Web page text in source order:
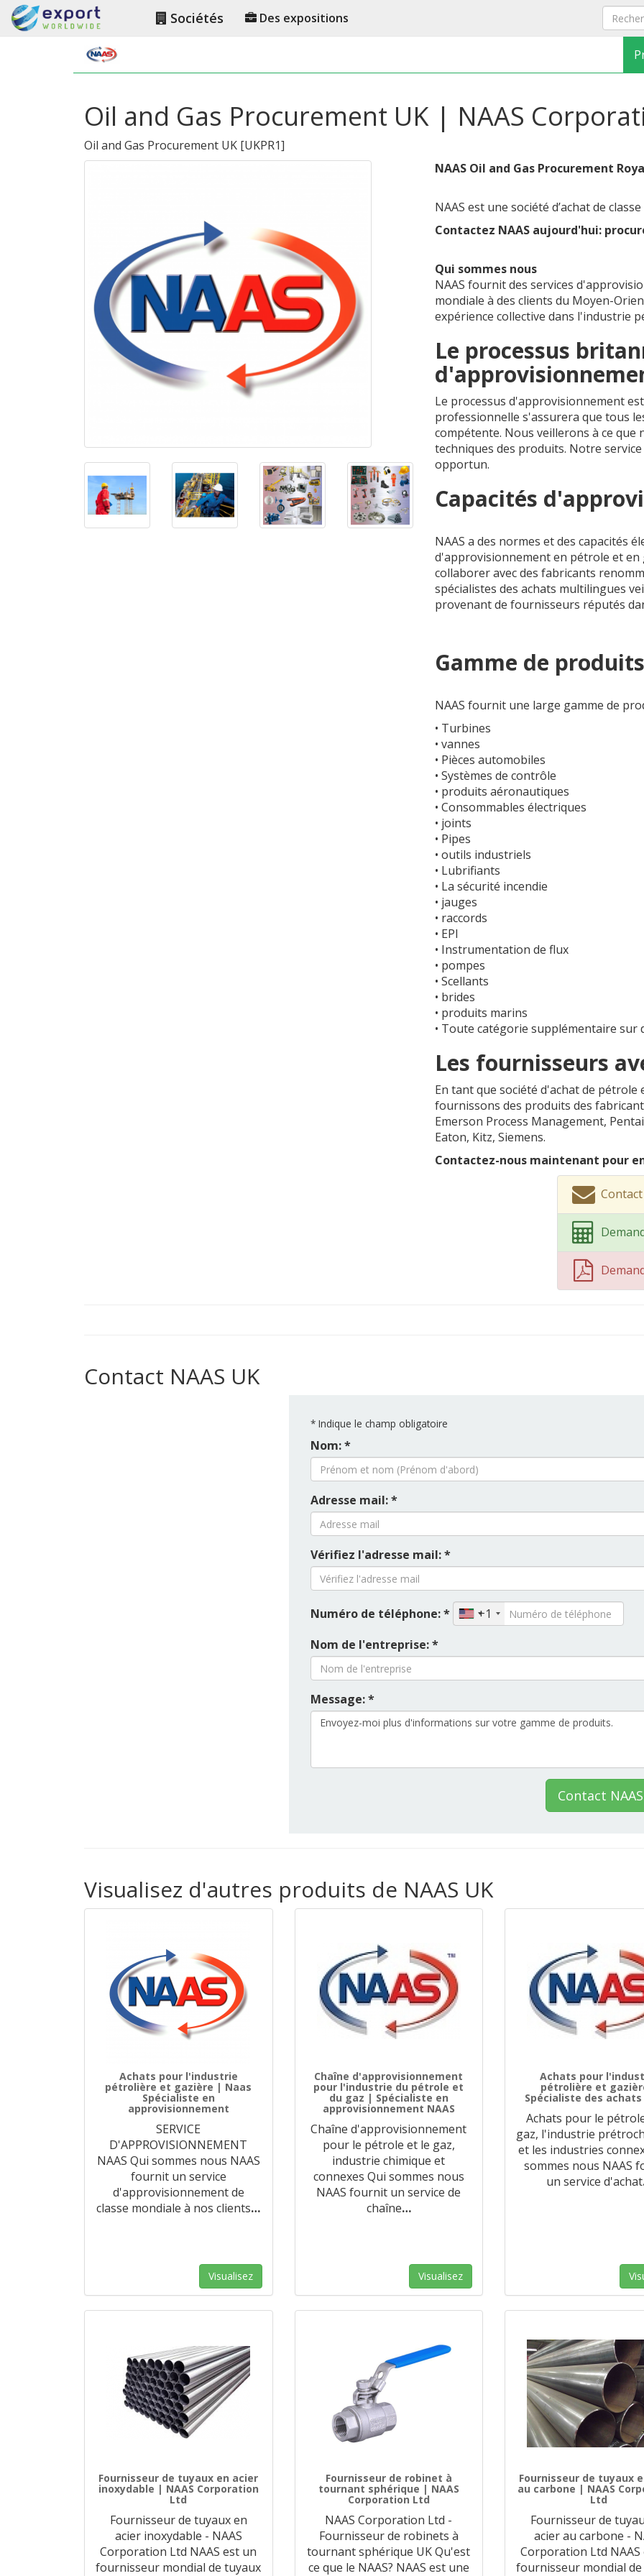
Sociétés Des expositions
Oil and Gas Procurement UK | NAAS
Oil and Gas Procurement UK [UKPR1]
NAAS Oil and Gas Procurement
NAAS est une société d’achat de
Contactez NAAS aujourd'hui:
Qui sommes nous
NAAS fournit des services
mondiale à des clients du Moyen-
expérience collective dans l'industrie
Le processus
Le processus d'approvisionnement
professionnelle s'assurera que tous
compétente. Nous veillerons à ce
techniques des produits. Notre
opportun.
Capacités
NAAS a des normes et des capacités
d'approvisionnement en pétrole et
collaborer avec des fabricants
spécialistes des achats multilingues
provenant de fournisseurs réputés
Gamme de
NAAS fournit une large gamme de
• Turbines
• vannes
• Pièces automobiles
• Systèmes de contrôle
• produits aéronautiques
• Consommables électriques
• joints
• Pipes
• outils industriels
• Lubrifiants
• La sécurité incendie
• jauges
• raccords
• EPI
• Instrumentation de flux
• pompes
• Scellants
• brides
• produits marins
• Toute catégorie supplémentaire sur
Les fournisseurs
En tant que société d'achat de pétrole
fournissons des produits des
Emerson Process Management,
Eaton, Kitz, Siemens.
Contactez-nous maintenant pour
Contact NAAS UK
* Indique le champ obligatoire
Nom: *
Adresse mail: *
Vérifiez l'adresse mail: *
Numéro de téléphone: *
+1
Nom de l'entreprise: *
Message: *
Contact
Visualisez d'autres produits de NAAS UK
Achats pour l'industrie
pétrolière et gazière | Naas
Spécialiste en
approvisionnement
SERVICE
D'APPROVISIONNEMENT
NAAS Qui sommes nous NAAS
fournit un service
d'approvisionnement de
classe mondiale à nos clients…
Visualisez
Chaîne d'approvisionnement
pour l'industrie du pétrole et
du gaz | Spécialiste en
approvisionnement NAAS
Chaîne d'approvisionnement
pour le pétrole et le gaz,
industrie chimique et
connexes Qui sommes nous
NAAS fournit un service de
chaîne…
Visualisez
Achats pour
pétrolière et
Spécialiste des achats
Achats pour le
gaz, l'industrie
et les industries
sommes nous NAAS
un service d'achat
Fournisseur de tuyaux en acier
inoxydable | NAAS Corporation
Ltd
Fournisseur de tuyaux en
acier inoxydable - NAAS
Corporation Ltd NAAS est un
fournisseur mondial de tuyaux
Fournisseur de robinet à
tournant sphérique | NAAS
Corporation Ltd
NAAS Corporation Ltd -
Fournisseur de robinets à
tournant sphérique UK Qu'est
ce que le NAAS? NAAS est une
Fournisseur de tuyaux
au carbone | NAAS
Ltd
Fournisseur de
acier au carbone -
Corporation Ltd
fournisseur mondial